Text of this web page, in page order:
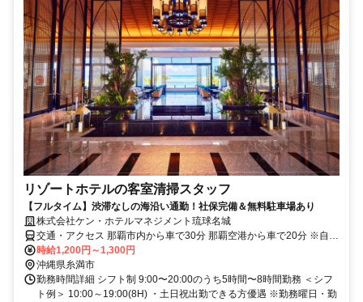
リゾートホテルの客室清掃スタッフ
【フルタイム】渋滞なしの海沿い通勤！社保完備＆無料駐車場あり
株式会社ケン・ホテルマネジメント琉球名城
交通・アクセス 那覇市内から車で30分 那覇空港から車で20分 ※自動
車・バイク通勤可
時給1,200円～1,300円
沖縄県糸満市
勤務時間詳細 シフト制 9:00〜20:00のうち5時間〜8時間勤務 ＜シフ
ト例＞ 10:00～19:00(8H) ・土日祝出勤できる方優遇 ※勤務曜日・勤